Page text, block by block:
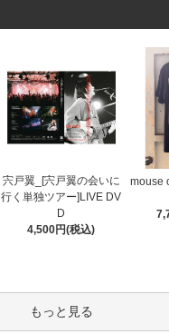
宍戸翼_[宍戸翼の会いに
行く単独ツアー]LIVE DV
D
4,500円(税込)
mouse
もっと見る